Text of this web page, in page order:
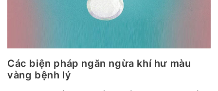
Các biện pháp ngăn ngừa khí hư màu
vàng bệnh lý